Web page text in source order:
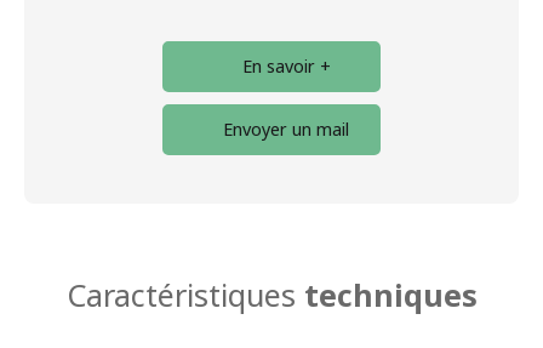
En savoir +
Envoyer un mail
Caractéristiques techniques